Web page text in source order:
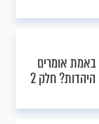
באמת אומרים
חלק 2